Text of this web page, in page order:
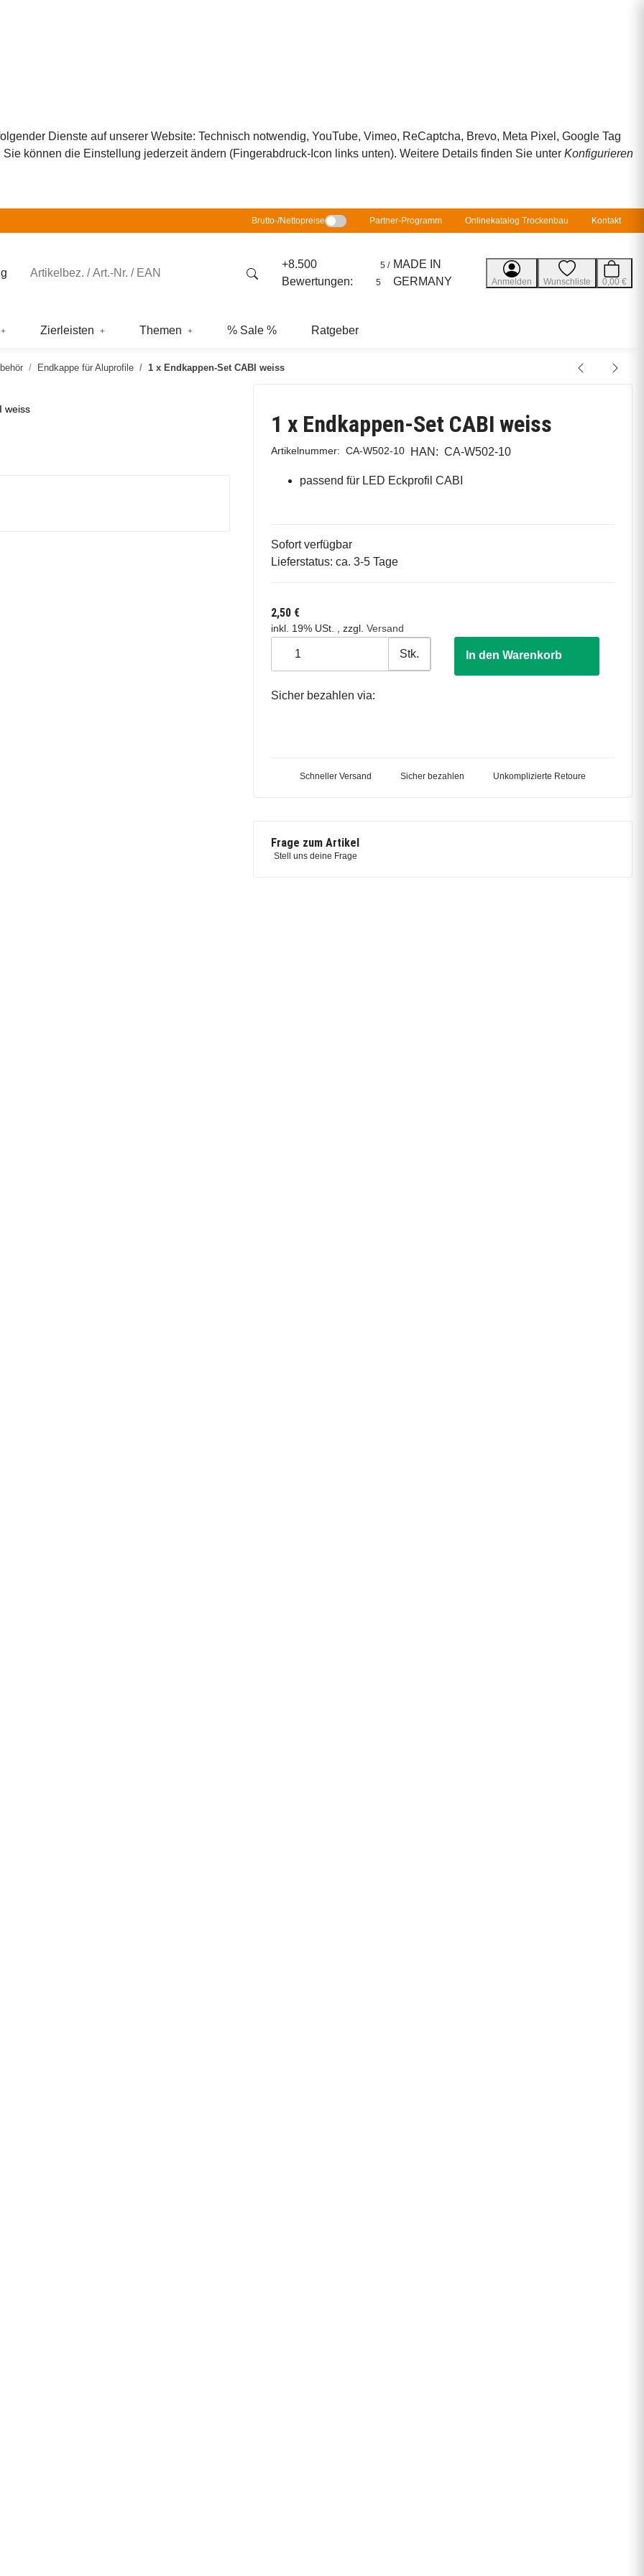
Dienste auf unserer Website: Technisch notwendig, YouTube, Vimeo, ReCaptcha, Brevo, Meta Pixel, Google Tag
können die Einstellung jederzeit ändern (Fingerabdruck-Icon links unten). Weitere Details finden Sie unter Konfigurieren
Brutto-/Nettopreise Partner-Programm Onlinekatalog Trockenbau Kontakt
+8.500
Bewertungen:
5 /
5
MADE IN
GERMANY
Anmelden Wunschliste 0,00 €
Zierleisten Themen % Sale % Ratgeber
Endkappe für Aluprofile 1 x Endkappen-Set CABI weiss
1 x Endkappen-Set CABI weiss
Artikelnummer: CA-W502-10 HAN: CA-W502-10
passend für LED Eckprofil CABI
Sofort verfügbar
Lieferstatus: ca. 3-5 Tage
2,50 €
inkl. 19% USt. , zzgl. Versand
Stk. In den Warenkorb
Sicher bezahlen via:
Schneller Versand Sicher bezahlen Unkomplizierte Retoure
Frage zum Artikel
Stell uns deine Frage
weiss